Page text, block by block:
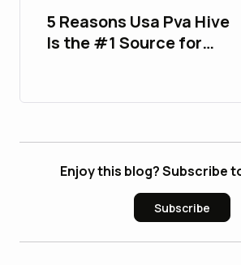
5 Reasons Usa Pva Hive
Is the #1 Source for
Enjoy this blog? Subscribe
Subscribe